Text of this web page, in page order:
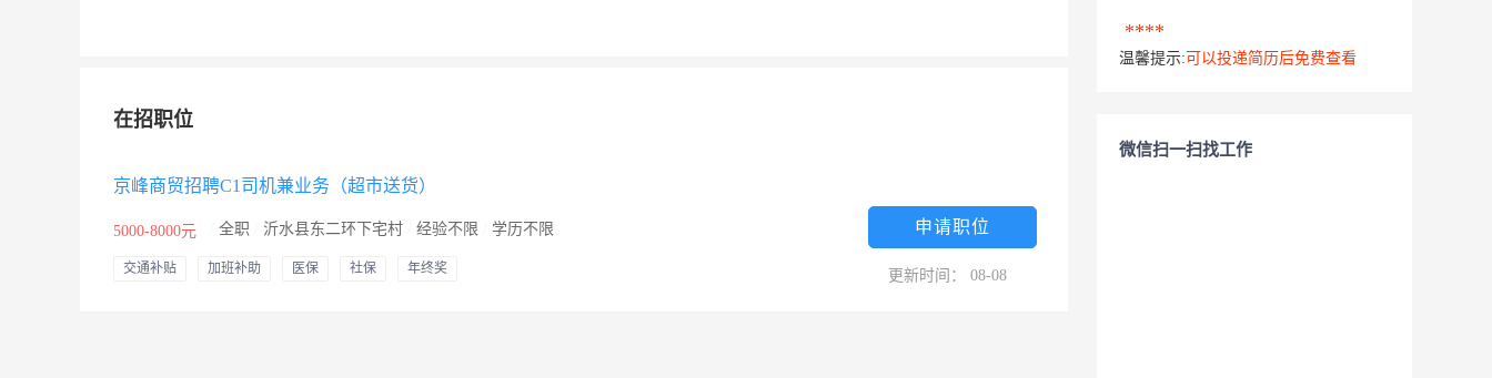
在招职位
京峰商贸招聘C1司机兼业务（超市送货）
5000-8000元 全职 沂水县东二环下宅村 经验不限 学历不限
交通补贴 加班补助 医保 社保 年终奖
申请职位
更新时间： 08-08
****
温馨提示: 可以投递简历后免费查看
微信扫一扫找工作